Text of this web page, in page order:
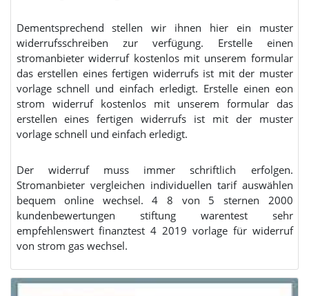
Dementsprechend stellen wir ihnen hier ein muster
widerrufsschreiben zur verfügung. Erstelle einen
stromanbieter widerruf kostenlos mit unserem formular
das erstellen eines fertigen widerrufs ist mit der muster
vorlage schnell und einfach erledigt. Erstelle einen eon
strom widerruf kostenlos mit unserem formular das
erstellen eines fertigen widerrufs ist mit der muster
vorlage schnell und einfach erledigt.
Der widerruf muss immer schriftlich erfolgen.
Stromanbieter vergleichen individuellen tarif auswählen
bequem online wechsel. 4 8 von 5 sternen 2000
kundenbewertungen stiftung warentest sehr
empfehlenswert finanztest 4 2019 vorlage für widerruf
von strom gas wechsel.